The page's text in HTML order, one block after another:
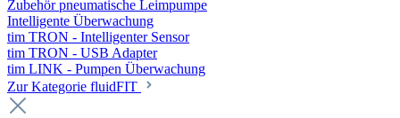
Zubehör pneumatische Leimpumpe
Intelligente Überwachung
tim TRON - Intelligenter Sensor
tim TRON - USB Adapter
tim LINK - Pumpen Überwachung
Zur Kategorie fluidFIT